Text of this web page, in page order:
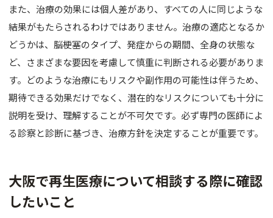
また、治療の効果には個人差があり、すべての人に同じような
結果がもたらされるわけではありません。治療の適応となるか
どうかは、脳梗塞のタイプ、発症からの期間、全身の状態な
ど、さまざまな要因を考慮して慎重に判断される必要がありま
す。どのような治療にもリスクや副作用の可能性は伴うため、
期待できる効果だけでなく、潜在的なリスクについても十分に
説明を受け、理解することが不可欠です。必ず専門の医師によ
る診察と診断に基づき、治療方針を決定することが重要です。
大阪で再生医療について相談する際に確認
したいこと